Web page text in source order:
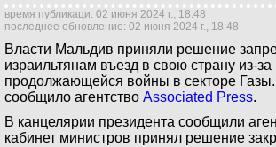
время публикаци: 02 июня 2024 г., 18:48
последнее обновление: 02 июня 2024 г., 18:48
Власти Мальдив приняли решение
израильтянам въезд в свою страну из-за
продолжающейся войны в секторе
сообщило агентство Associated Press.
В канцелярии президента сообщили
кабинет министров принял решение